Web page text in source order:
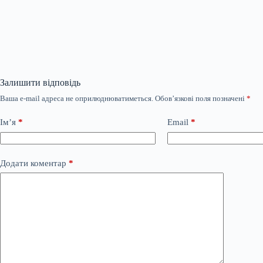
Залишити відповідь
Ваша e-mail адреса не оприлюднюватиметься. Обов’язкові поля позначені *
Ім’я * Email *
Додати коментар *